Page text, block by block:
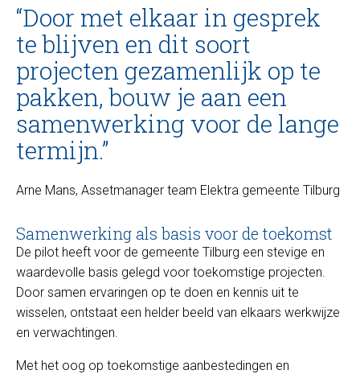
“Door met elkaar in gesprek
te blijven en dit soort
projecten gezamenlijk op te
pakken, bouw je aan een
samenwerking voor de lange
termijn.”
Arne Mans, Assetmanager team Elektra gemeente Tilburg
Samenwerking als basis voor de toekomst
De pilot heeft voor de gemeente Tilburg een stevige en
waardevolle basis gelegd voor toekomstige projecten.
Door samen ervaringen op te doen en kennis uit te
wisselen, ontstaat een helder beeld van elkaars werkwijze
en verwachtingen.
Met het oog op toekomstige aanbestedingen en